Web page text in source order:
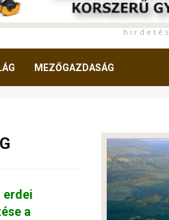
h i r d e t é s
MEZŐGAZDASÁG
erdei
a